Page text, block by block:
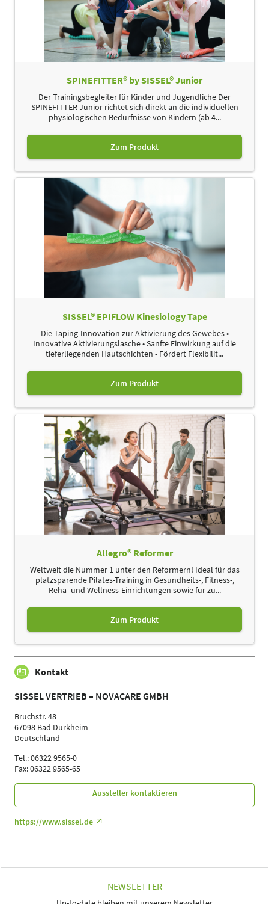
SPINEFITTER® by SISSEL® Junior
Der Trainingsbegleiter für Kinder und Jugendliche Der
SPINEFITTER Junior richtet sich direkt an die individuellen
physiologischen Bedürfnisse von Kindern (ab 4...
Zum Produkt
SISSEL® EPIFLOW Kinesiology Tape
Die Taping-Innovation zur Aktivierung des Gewebes •
Innovative Aktivierungslasche • Sanfte Einwirkung auf die
tieferliegenden Hautschichten • Fördert Flexibilit...
Zum Produkt
Allegro® Reformer
Weltweit die Nummer 1 unter den Reformern! Ideal für das
platzsparende Pilates-Training in Gesundheits-, Fitness-,
Reha- und Wellness-Einrichtungen sowie für zu...
Zum Produkt
Kontakt
SISSEL VERTRIEB – NOVACARE GMBH
Bruchstr. 48
67098 Bad Dürkheim
Deutschland
Tel.: 06322 9565-0
Fax: 06322 9565-65
Aussteller kontaktieren
https://www.sissel.de
NEWSLETTER